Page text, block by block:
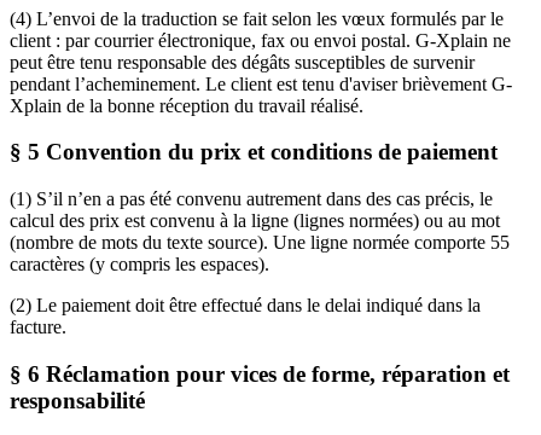
(4) L’envoi de la traduction se fait selon les vœux formulés par le
client : par courrier électronique, fax ou envoi postal. G-Xplain ne
peut être tenu responsable des dégâts susceptibles de survenir
pendant l’acheminement. Le client est tenu d'aviser brièvement G-
Xplain de la bonne réception du travail réalisé.
§ 5 Convention du prix et conditions de paiement
(1) S’il n’en a pas été convenu autrement dans des cas précis, le
calcul des prix est convenu à la ligne (lignes normées) ou au mot
(nombre de mots du texte source). Une ligne normée comporte 55
caractères (y compris les espaces).
(2) Le paiement doit être effectué dans le delai indiqué dans la
facture.
§ 6 Réclamation pour vices de forme, réparation et
responsabilité